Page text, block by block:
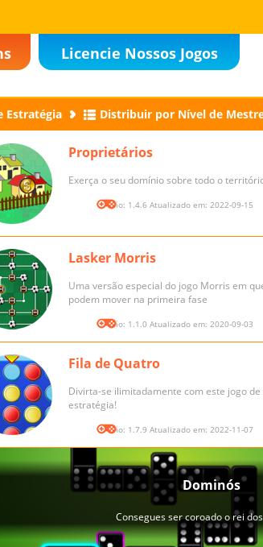
Licencie Nossos Jogos
Estratégia Distribuir por Nível de
Proprietários
Exerça o seu domínio sobre todo o
Versão: 1.4.6 Atualizado em: 2022-09-15
Lasker Morris
Uma versão especial do jogo Morris em
podem mover na primeira fase
Versão: 1.1.0 Atualizado em: 2020-09-03
Fila de Quatro
Divirta-se ilimitadamente com este jogo
estratégia!
Versão: 1.7.9 Atualizado em: 2022-11-07